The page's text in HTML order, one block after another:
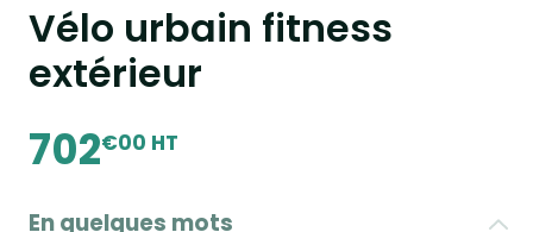
Vélo urbain fitness
extérieur
702€00 HT
En quelques mots